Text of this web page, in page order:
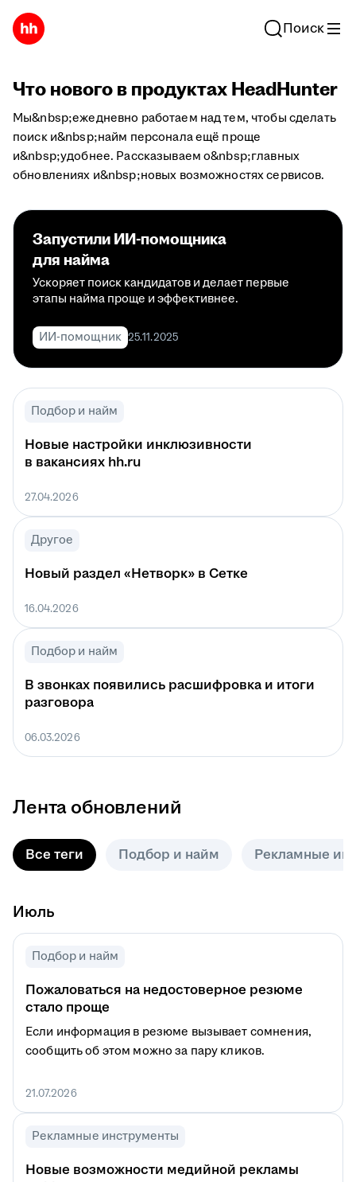
Поиск
Что нового в продуктах HeadHunter
Мы&nbsp;ежедневно работаем над тем, чтобы сделать
поиск и&nbsp;найм персонала ещё проще
и&nbsp;удобнее. Рассказываем о&nbsp;главных
обновлениях и&nbsp;новых возможностях сервисов.
Запустили ИИ-помощника
для найма
Ускоряет поиск кандидатов и делает первые
этапы найма проще и эффективнее.
ИИ-помощник 25.11.2025
Подбор и найм
Новые настройки инклюзивности
в вакансиях hh.ru
27.04.2026
Другое
Новый раздел «Нетворк» в Сетке
16.04.2026
Подбор и найм
В звонках появились расшифровка и итоги
разговора
06.03.2026
Лента обновлений
Все теги Подбор и найм Рекламные
Июль
Подбор и найм
Пожаловаться на недостоверное резюме
стало проще
Если информация в резюме вызывает сомнения,
сообщить об этом можно за пару кликов.
21.07.2026
Рекламные инструменты
Новые возможности медийной рекламы